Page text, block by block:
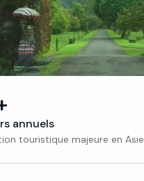
annuels
touristique majeure en Asie